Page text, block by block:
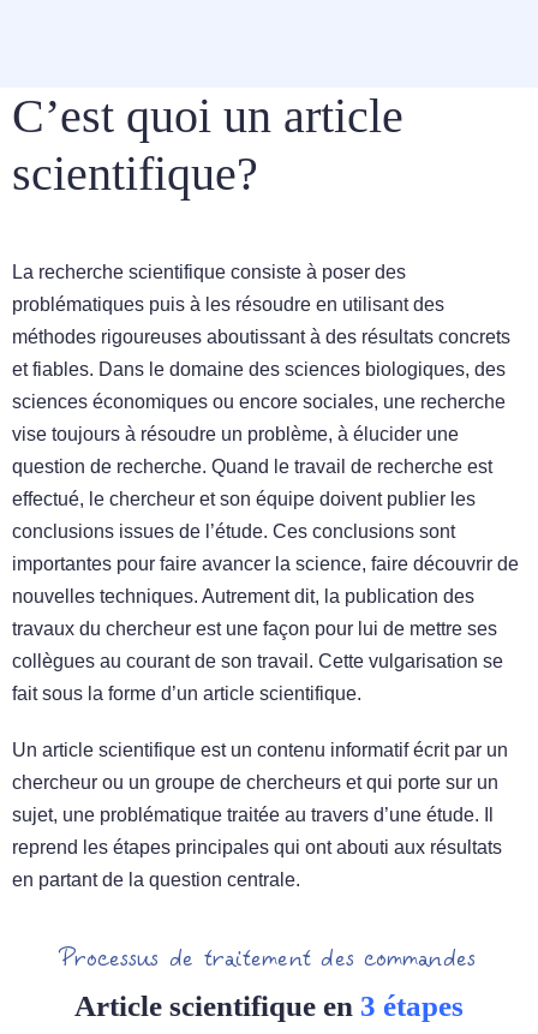
C’est quoi un article
scientifique?
La recherche scientifique consiste à poser des
problématiques puis à les résoudre en utilisant des
méthodes rigoureuses aboutissant à des résultats concrets
et fiables. Dans le domaine des sciences biologiques, des
sciences économiques ou encore sociales, une recherche
vise toujours à résoudre un problème, à élucider une
question de recherche. Quand le travail de recherche est
effectué, le chercheur et son équipe doivent publier les
conclusions issues de l’étude. Ces conclusions sont
importantes pour faire avancer la science, faire découvrir de
nouvelles techniques. Autrement dit, la publication des
travaux du chercheur est une façon pour lui de mettre ses
collègues au courant de son travail. Cette vulgarisation se
fait sous la forme d’un article scientifique.
Un article scientifique est un contenu informatif écrit par un
chercheur ou un groupe de chercheurs et qui porte sur un
sujet, une problématique traitée au travers d’une étude. Il
reprend les étapes principales qui ont abouti aux résultats
en partant de la question centrale.
Processus de traitement des commandes
Article scientifique en 3 étapes